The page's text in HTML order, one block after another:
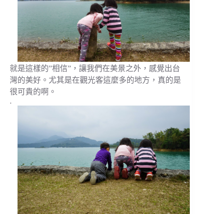
就是這樣的”相信”，讓我們在美景之外，感覺出台
灣的美好。尤其是在觀光客這麼多的地方，真的是
很可貴的啊。
.